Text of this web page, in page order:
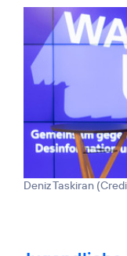
Deniz Taskiran (